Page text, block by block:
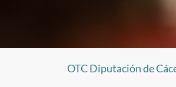
OTC Diputación de